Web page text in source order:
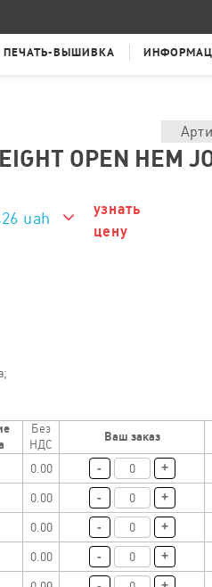
ПЕЧАТЬ-ВЫШИВКА
OPEN HEM
uah
узнать
цену
Без
НДС
Ваш заказ
0.00 - +
0.00 - +
0.00 - +
0.00 - +